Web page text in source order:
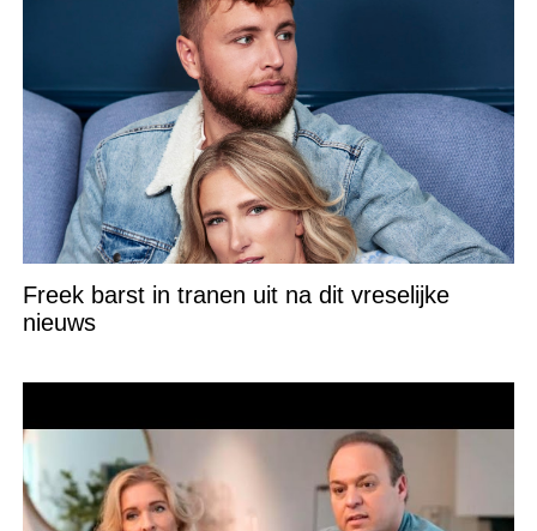
Freek barst in tranen uit na dit vreselijke
nieuws